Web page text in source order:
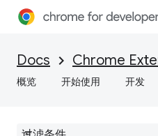
Docs Chrome
概览 开始使用 开发